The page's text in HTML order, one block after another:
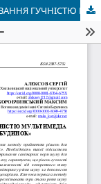
МЕТОД ПРИЙНЯТТЯ РІШЕНЬ ЩОДО КЕРУВАННЯ ГУЧНІСТЮ МУЛЬТИМЕДІА У КІБЕРФІЗИЧНІЙ СИСТЕМІ «РОЗУМНИЙ БУДИНОК»